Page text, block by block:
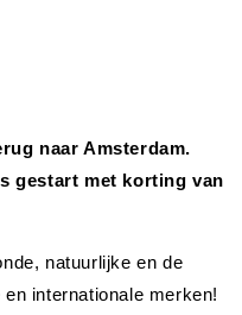
naar Amsterdam.
gestart met korting van
natuurlijke en de
internationale merken!